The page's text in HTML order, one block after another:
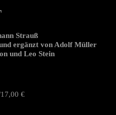
ergänzt von Adolf Müller
und Leo Stein